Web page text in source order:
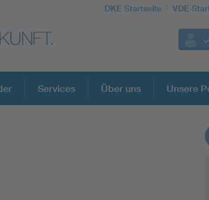
DKE Startseite VDE
Fachinformationen im Kontext der
Services Über uns Unsere